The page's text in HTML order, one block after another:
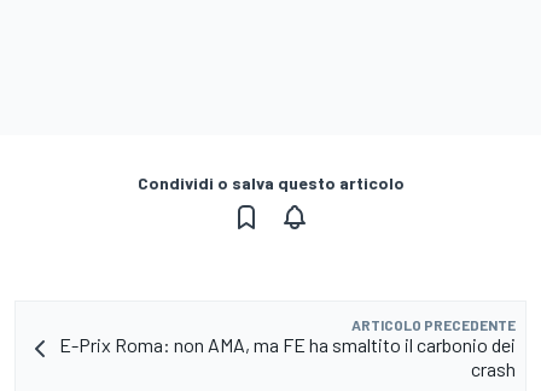
Condividi o salva questo articolo
ARTICOLO PRECEDENTE
E-Prix Roma: non AMA, ma FE ha smaltito il carbonio dei
crash